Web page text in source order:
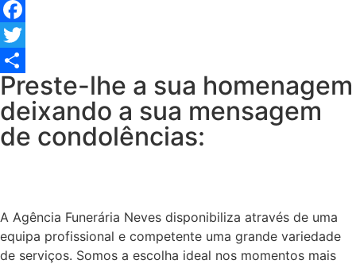
Facebook
Twitter
Share
Preste-lhe a sua homenagem
deixando a sua mensagem
de condolências:
A Agência Funerária Neves disponibiliza através de uma
equipa profissional e competente uma grande variedade
de serviços. Somos a escolha ideal nos momentos mais